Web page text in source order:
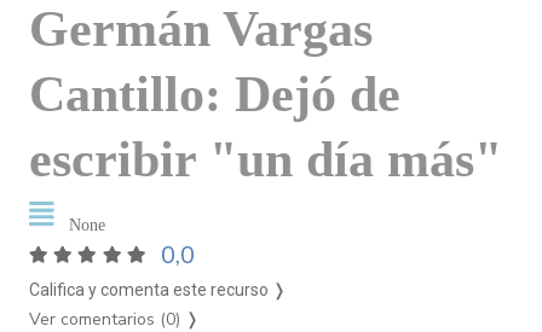
Germán Vargas
Cantillo: Dejó de
escribir "un día más"
None
0,0
Califica y comenta este recurso ❭
Ver comentarios (0) ❭